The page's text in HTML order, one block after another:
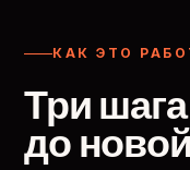
КАК ЭТО
Три шага
до